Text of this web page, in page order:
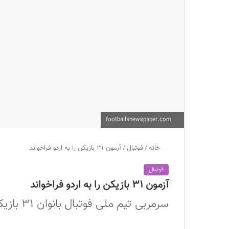
خانه/ فوتبال/آزمون 31 بازیکن را به اردو فراخواند
فوتبال
آزمون 31 بازیکن را به اردو فراخواند
سرمربی تیم ملی فوتبال بانوان 31 بازیکن را به اردوی آماده سازی دعوت کرد.